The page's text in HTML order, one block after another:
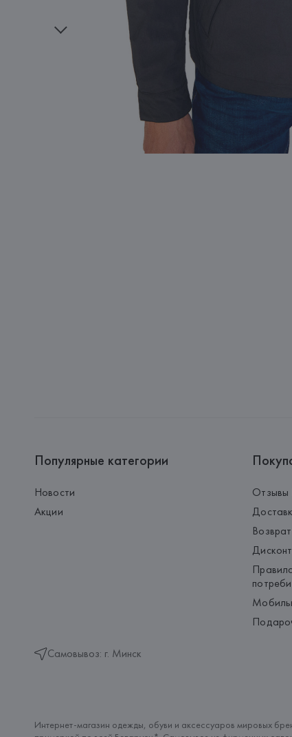
Популярные категории
Новости
Акции
Самовывоз: г. Минск
Отзывы
Интернет-магазин одежды, обуви и аксессуаров мировых